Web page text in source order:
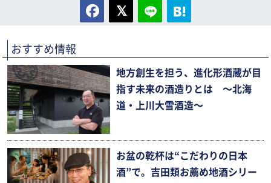
おすすめ情報
地方創生を担う、進化形酒蔵が目
指す未来の酒造りとは 〜北海
道・上川大雪酒造〜
お盆の乾杯は“こだわりの日本
酒”で。吉田類お薦め地酒シリー